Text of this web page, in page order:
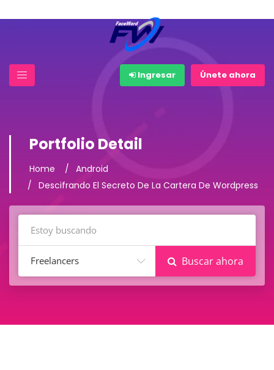
Ingresar Únete ahora
Portfolio Detail
Home
Android
Descifrando El Secreto De La Cartera De Wordpress
Freelancers Buscar ahora